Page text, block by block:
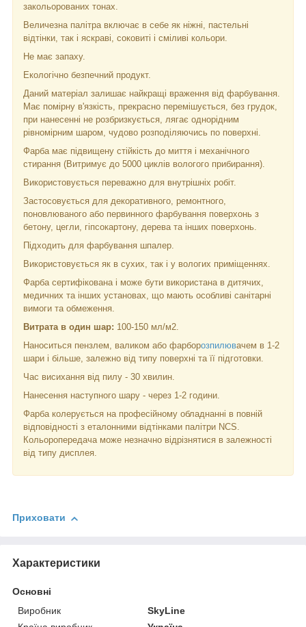
закольорованих тонах.
Величезна палітра включає в себе як ніжні, пастельні
відтінки, так і яскраві, соковиті і сміливі кольори.
Не має запаху.
Екологічно безпечний продукт.
Даний матеріал залишає найкращі враження від фарбування.
Має помірну в'язкість, прекрасно перемішується, без грудок,
при нанесенні не розбризкується, лягає однорідним
рівномірним шаром, чудово розподіляючись по поверхні.
Фарба має підвищену стійкість до миття і механічного
стирання (Витримує до 5000 циклів вологого прибирання).
Використовується переважно для внутрішніх робіт.
Застосовується для декоративного, ремонтного,
поновлюваного або первинного фарбування поверхонь з
бетону, цегли, гіпсокартону, дерева та інших поверхонь.
Підходить для фарбування шпалер.
Використовується як в сухих, так і у вологих приміщеннях.
Фарба сертифікована і може бути використана в дитячих,
медичних та інших установах, що мають особливі санітарні
вимоги та обмеження.
Витрата в один шар: 100-150 мл/м2.
Наноситься пензлем, валиком або фарборозпилювачем в 1-2
шари і більше, залежно від типу поверхні та її підготовки.
Час висихання від пилу - 30 хвилин.
Нанесення наступного шару - через 1-2 години.
Фарба колерується на професійному обладнанні в повній
відповідності з еталонними відтінками палітри NCS.
Кольоропередача може незначно відрізнятися в залежності
від типу дисплея.
Приховати
Характеристики
Основні
Виробник
SkyLine